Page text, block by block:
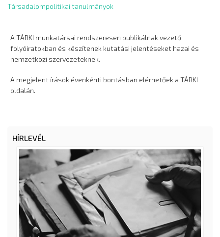
Társadalompolitikai tanulmányok
A TÁRKI munkatársai rendszeresen publikálnak vezető
folyóiratokban és készítenek kutatási jelentéseket hazai és
nemzetközi szervezeteknek.
A megjelent írások évenkénti bontásban elérhetőek a TÁRKI
oldalán.
HÍRLEVÉL